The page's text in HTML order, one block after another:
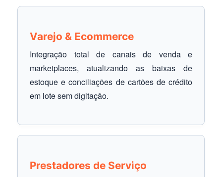
Varejo & Ecommerce
Integração total de canais de venda e
marketplaces, atualizando as baixas de
estoque e conciliações de cartões de crédito
em lote sem digitação.
Prestadores de Serviço